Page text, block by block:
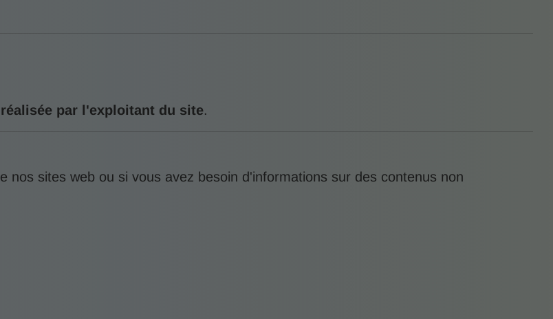
par l'exploitant du site.
nos sites web ou si vous avez besoin d'informations sur des contenus non